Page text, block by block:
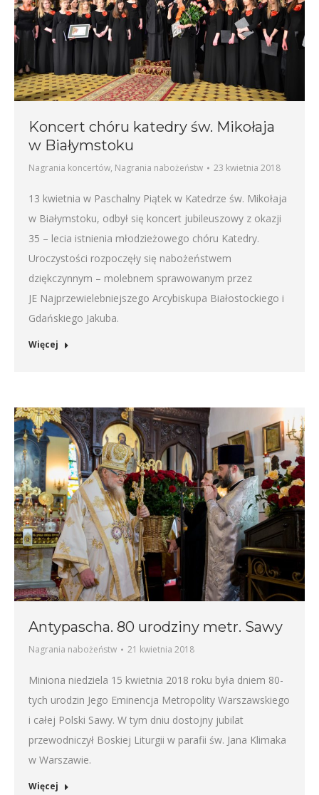
Koncert chóru katedry św. Mikołaja
w Białymstoku
Nagrania koncertów, Nagrania nabożeństw 23 kwietnia 2018
13 kwietnia w Paschalny Piątek w Katedrze św. Mikołaja
w Białymstoku, odbył się koncert jubileuszowy z okazji
35 – lecia istnienia młodzieżowego chóru Katedry.
Uroczystości rozpoczęły się nabożeństwem
dziękczynnym – molebnem sprawowanym przez
JE Najprzewielebniejszego Arcybiskupa Białostockiego i
Gdańskiego Jakuba.
Więcej
Antypascha. 80 urodziny metr. Sawy
Nagrania nabożeństw 21 kwietnia 2018
Miniona niedziela 15 kwietnia 2018 roku była dniem 80-
tych urodzin Jego Eminencja Metropolity Warszawskiego
i całej Polski Sawy. W tym dniu dostojny jubilat
przewodniczył Boskiej Liturgii w parafii św. Jana Klimaka
w Warszawie.
Więcej